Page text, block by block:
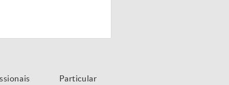
Particular